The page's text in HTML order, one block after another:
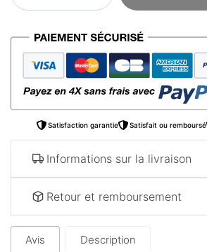
de
prière
femme
Satisfaction garantie Satisfait ou remboursé
Informations sur la livraison
Retour et remboursement
Avis Description